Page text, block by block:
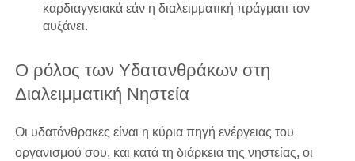
καρδιαγγειακά εάν η διαλειμματική πράγματι τον
αυξάνει.
Ο ρόλος των Υδατανθράκων στη
Διαλειμματική Νηστεία
Οι υδατάνθρακες είναι η κύρια πηγή ενέργειας του
οργανισμού σου, και κατά τη διάρκεια της νηστείας, οι